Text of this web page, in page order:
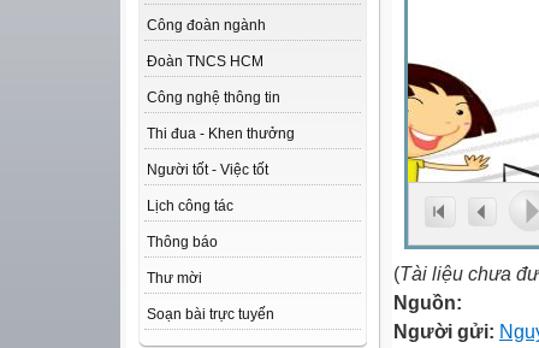
Công đoàn ngành
Đoàn TNCS HCM
Công nghệ thông tin
Thi đua - Khen thưởng
Người tốt - Việc tốt
Lịch công tác
Thông báo
Thư mời
Soạn bài trực tuyến
(Tài liệu chưa
Nguồn:
Người gửi: